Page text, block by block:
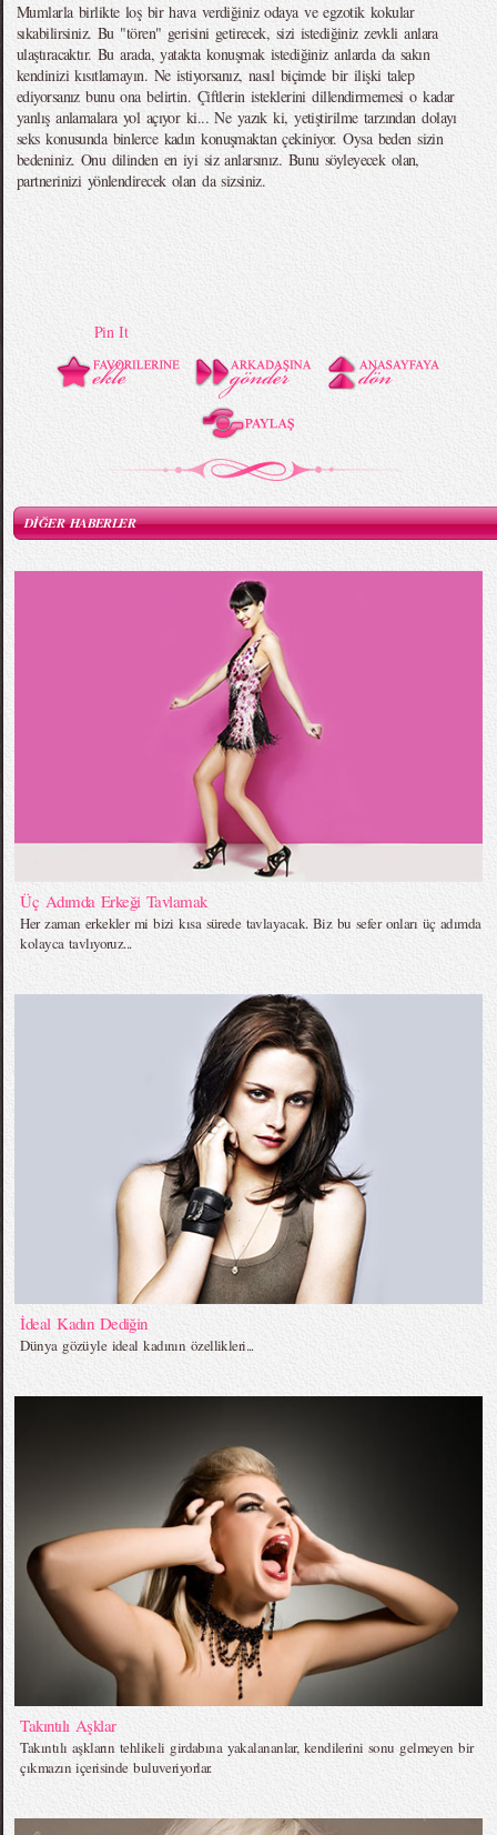
Mumlarla birlikte loş bir hava verdiğiniz odaya ve egzotik kokular
sıkabilirsiniz. Bu "tören" gerisini getirecek, sizi istediğiniz zevkli anlara
ulaştıracaktır. Bu arada, yatakta konuşmak istediğiniz anlarda da sakın
kendinizi kısıtlamayın. Ne istiyorsanız, nasıl biçimde bir ilişki talep
ediyorsanız bunu ona belirtin. Çiftlerin isteklerini dillendirmemesi o kadar
yanlış anlamalara yol açıyor ki... Ne yazık ki, yetiştirilme tarzından dolayı
seks konusunda binlerce kadın konuşmaktan çekiniyor. Oysa beden sizin
bedeniniz. Onu dilinden en iyi siz anlarsınız. Bunu söyleyecek olan,
partnerinizi yönlendirecek olan da sizsiniz.
Pin It
DİĞER HABERLER
Üç Adımda Erkeği Tavlamak
Her zaman erkekler mi bizi kısa sürede tavlayacak. Biz bu sefer onları üç adımda
kolayca tavlıyoruz...
İdeal Kadın Dediğin
Dünya gözüyle ideal kadının özellikleri...
Takıntılı Aşklar
Takıntılı aşkların tehlikeli girdabına yakalananlar, kendilerini sonu gelmeyen bir
çıkmazın içerisinde buluveriyorlar.